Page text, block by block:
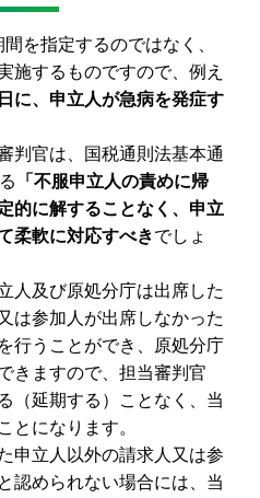
を指定するのではなく、
施するものですので、例え
に、申立人が急病を発症す
判官は、国税通則法基本通
「不服申立人の責めに帰
的に解することなく、申立
柔軟に対応すべきでしょ
人及び原処分庁は出席した
は参加人が出席しなかった
行うことができ、原処分庁
きますので、担当審判官
（延期する）ことなく、当
とになります。
申立人以外の請求人又は参
認められない場合には、当